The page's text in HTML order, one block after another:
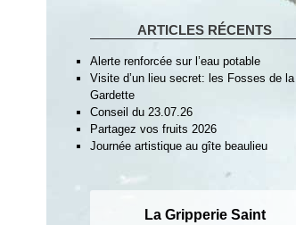
ARTICLES RÉCENTS
Alerte renforcée sur l’eau potable
Visite d’un lieu secret: les Fosses de la
Gardette
Conseil du 23.07.26
Partagez vos fruits 2026
Journée artistique au gîte beaulieu
La Gripperie Saint